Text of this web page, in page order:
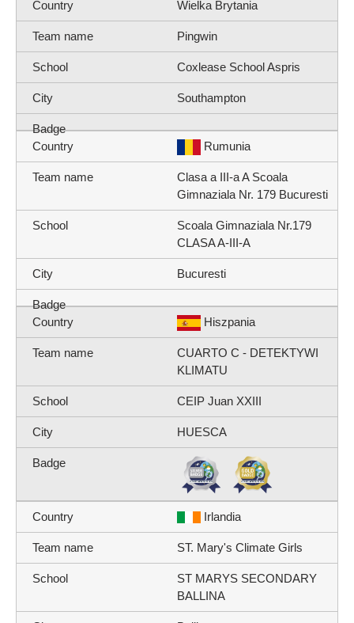
Wielka Brytania
Pingwin
Coxlease School Aspris
Southampton
Rumunia
Clasa a III-a A Scoala
Gimnaziala Nr. 179 Bucuresti
Scoala Gimnaziala Nr.179
CLASA A-III-A
Bucuresti
Hiszpania
CUARTO C - DETEKTYWI
KLIMATU
CEIP Juan XXIII
HUESCA
Irlandia
ST. Mary's Climate Girls
ST MARYS SECONDARY
BALLINA